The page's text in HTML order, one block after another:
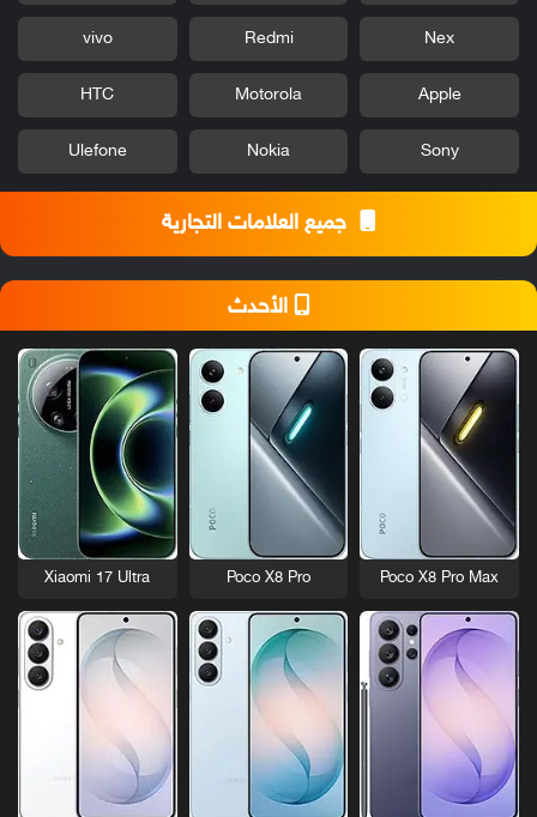
Nex
Redmi
vivo
Apple
Motorola
HTC
Sony
Nokia
Ulefone
جميع العلامات التجارية
الأحدث
Poco X8 Pro Max
Poco X8 Pro
Xiaomi 17 Ultra